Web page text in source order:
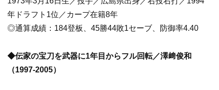
年ドラフト1位／カープ在籍8年
◎通算成績：184登板、45勝44敗1セーブ、防御率4.40
◆伝家の宝刀を武器に1年目からフル回転／澤﨑俊和
（1997-2005）